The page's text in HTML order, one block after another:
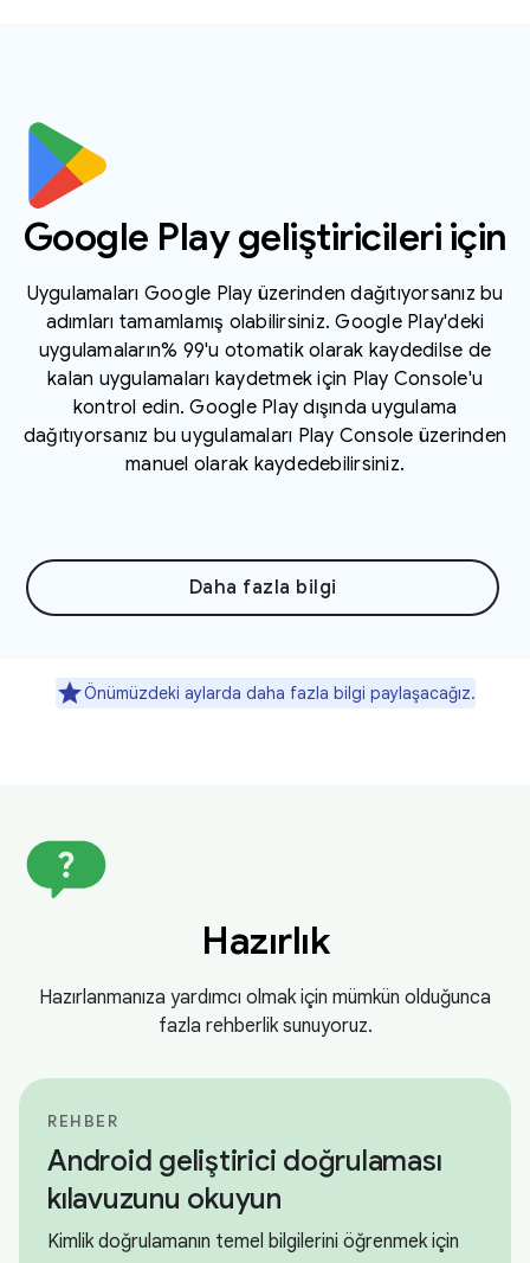
Google Play geliştiricileri için
Uygulamaları Google Play üzerinden dağıtıyorsanız bu
adımları tamamlamış olabilirsiniz. Google Play'deki
uygulamaların% 99'u otomatik olarak kaydedilse de
kalan uygulamaları kaydetmek için Play Console'u
kontrol edin. Google Play dışında uygulama
dağıtıyorsanız bu uygulamaları Play Console üzerinden
manuel olarak kaydedebilirsiniz.
Daha fazla bilgi
Önümüzdeki aylarda daha fazla bilgi paylaşacağız.
Hazırlık
Hazırlanmanıza yardımcı olmak için mümkün olduğunca
fazla rehberlik sunuyoruz.
REHBER
Android geliştirici doğrulaması
kılavuzunu okuyun
Kimlik doğrulamanın temel bilgilerini öğrenmek için